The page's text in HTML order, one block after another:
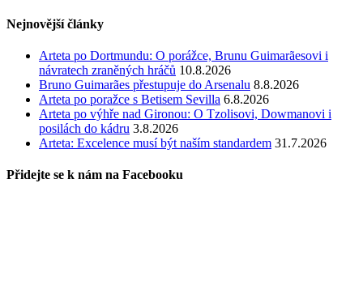
Nejnovější články
Arteta po Dortmundu: O porážce, Brunu Guimarãesovi i
návratech zraněných hráčů 10.8.2026
Bruno Guimarães přestupuje do Arsenalu 8.8.2026
Arteta po poražce s Betisem Sevilla 6.8.2026
Arteta po výhře nad Gironou: O Tzolisovi, Dowmanovi i
posilách do kádru 3.8.2026
Arteta: Excelence musí být naším standardem 31.7.2026
Přidejte se k nám na Facebooku